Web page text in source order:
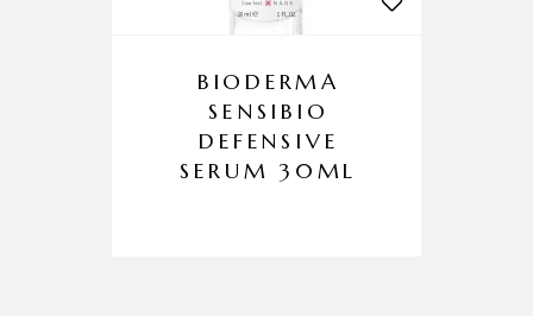
BIODERMA
SENSIBIO
DEFENSIVE
SERUM 30ML